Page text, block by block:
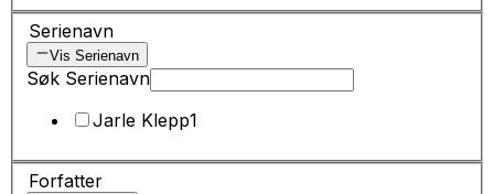
Serienavn
Vis Serienavn
Søk Serienavn
Jarle Klepp1
Forfatter